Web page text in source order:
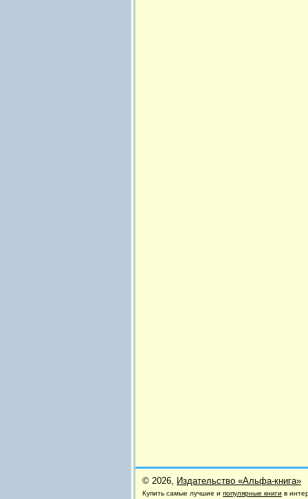
© 2026, Издательство «Альфа-книга»
Купить самые лучшие и популярные книги в